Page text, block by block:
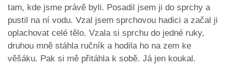
tam, kde jsme právě byli. Posadil jsem ji do sprchy a
pustil na ní vodu. Vzal jsem sprchovou hadici a začal ji
oplachovat celé tělo. Vzala si sprchu do jedné ruky,
druhou mně stáhla ručník a hodila ho na zem ke
věšáku. Pak si mě přitáhla k sobě. Já jen koukal.